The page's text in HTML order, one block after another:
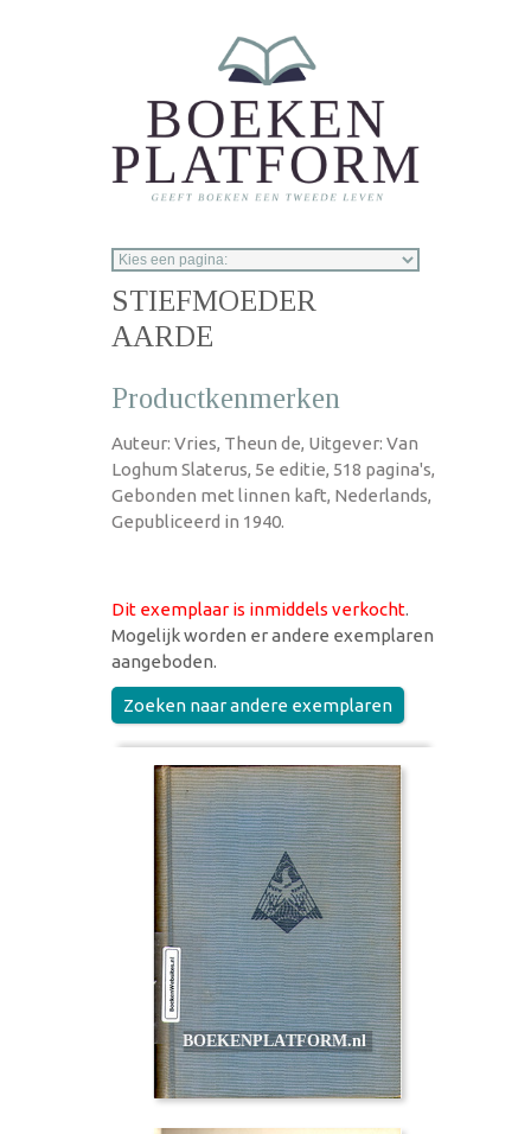
STIEFMOEDER
AARDE
Productkenmerken
Auteur: Vries, Theun de, Uitgever: Van
Loghum Slaterus, 5e editie, 518 pagina's,
Gebonden met linnen kaft, Nederlands,
Gepubliceerd in 1940.
Dit exemplaar is inmiddels verkocht.
Mogelijk worden er andere exemplaren
aangeboden.
Zoeken naar andere exemplaren